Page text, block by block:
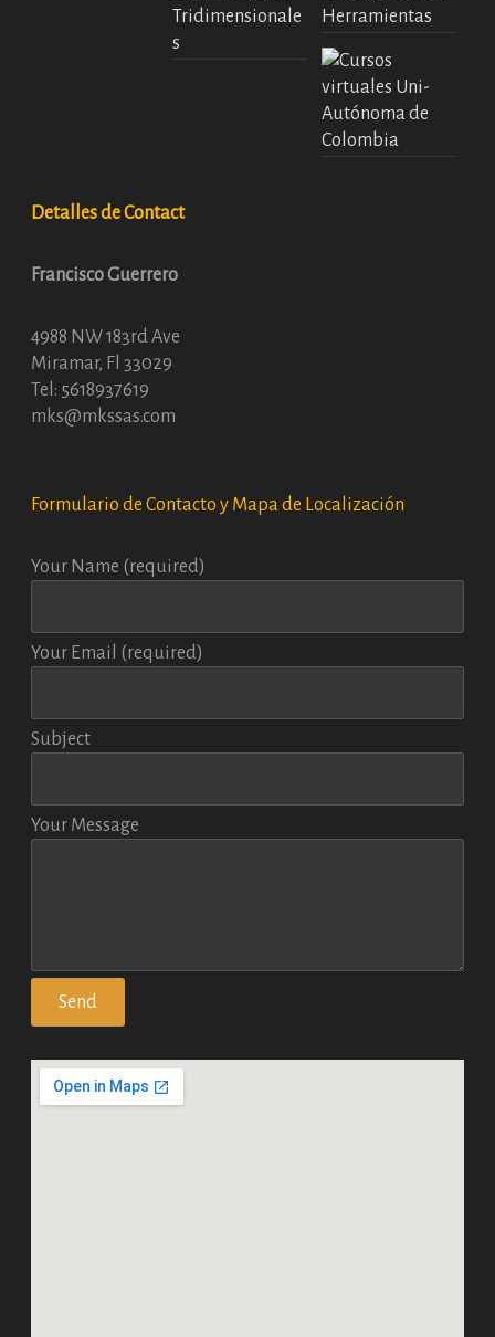
Detalles de Contact
Francisco Guerrero
4988 NW 183rd Ave
Miramar, Fl 33029
Tel: 5618937619
mks@mkssas.com
Formulario de Contacto y Mapa de Localización
Your Name (required)
Your Email (required)
Subject
Your Message